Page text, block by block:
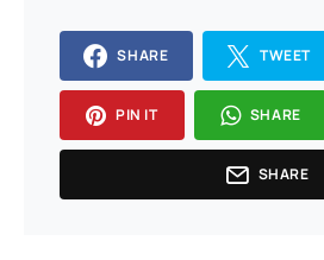
SHARE TWEET
PIN IT SHARE
SHARE